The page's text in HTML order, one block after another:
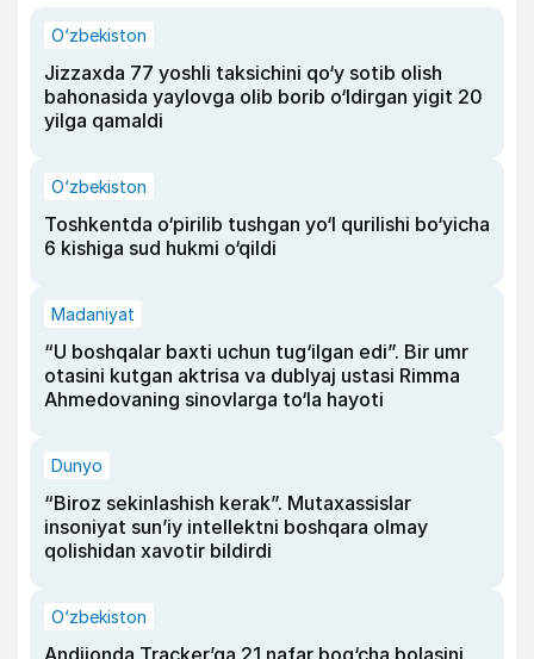
O‘zbekiston
Jizzaxda 77 yoshli taksichini qo‘y sotib olish
bahonasida yaylovga olib borib o‘ldirgan yigit 20
yilga qamaldi
O‘zbekiston
Toshkentda o‘pirilib tushgan yo‘l qurilishi bo‘yicha
6 kishiga sud hukmi o‘qildi
Madaniyat
“U boshqalar baxti uchun tug‘ilgan edi”. Bir umr
otasini kutgan aktrisa va dublyaj ustasi Rimma
Ahmedovaning sinovlarga to‘la hayoti
Dunyo
“Biroz sekinlashish kerak”. Mutaxassislar
insoniyat sun’iy intellektni boshqara olmay
qolishidan xavotir bildirdi
O‘zbekiston
Andijonda Tracker’ga 21 nafar bog‘cha bolasini